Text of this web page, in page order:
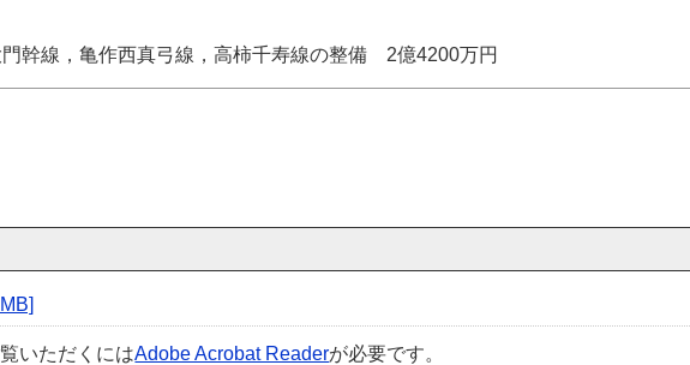
線，亀作西真弓線，高柿千寿線の整備 2億4200万円
いただくにはAdobe Acrobat Readerが必要です。